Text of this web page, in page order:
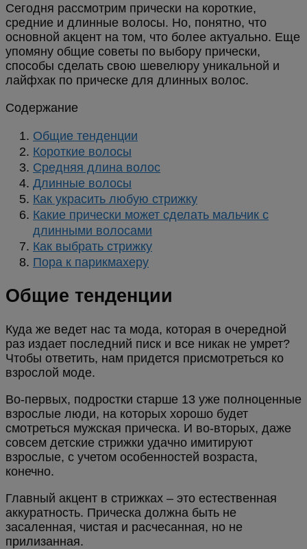
Сегодня рассмотрим прически на короткие,
средние и длинные волосы. Но, понятно, что
основной акцент на том, что более актуально. Еще
упомяну общие советы по выбору прически,
способы сделать свою шевелюру уникальной и
лайфхак по прическе для длинных волос.
Содержание
Общие тенденции
Короткие волосы
Средняя длина волос
Длинные волосы
Как украсить любую стрижку
Какие прически может сделать мальчик с
длинными волосами
Как выбрать стрижку
Пора к парикмахеру
Общие тенденции
Куда же ведет нас та мода, которая в очередной
раз издает последний писк и все никак не умрет?
Чтобы ответить, нам придется присмотреться ко
взрослой моде.
Во-первых, подростки старше 13 уже полноценные
взрослые люди, на которых хорошо будет
смотреться мужская прическа. И во-вторых, даже
совсем детские стрижки удачно имитируют
взрослые, с учетом особенностей возраста,
конечно.
Главный акцент в стрижках – это естественная
аккуратность. Прическа должна быть не
засаленная, чистая и расчесанная, но не
прилизанная.